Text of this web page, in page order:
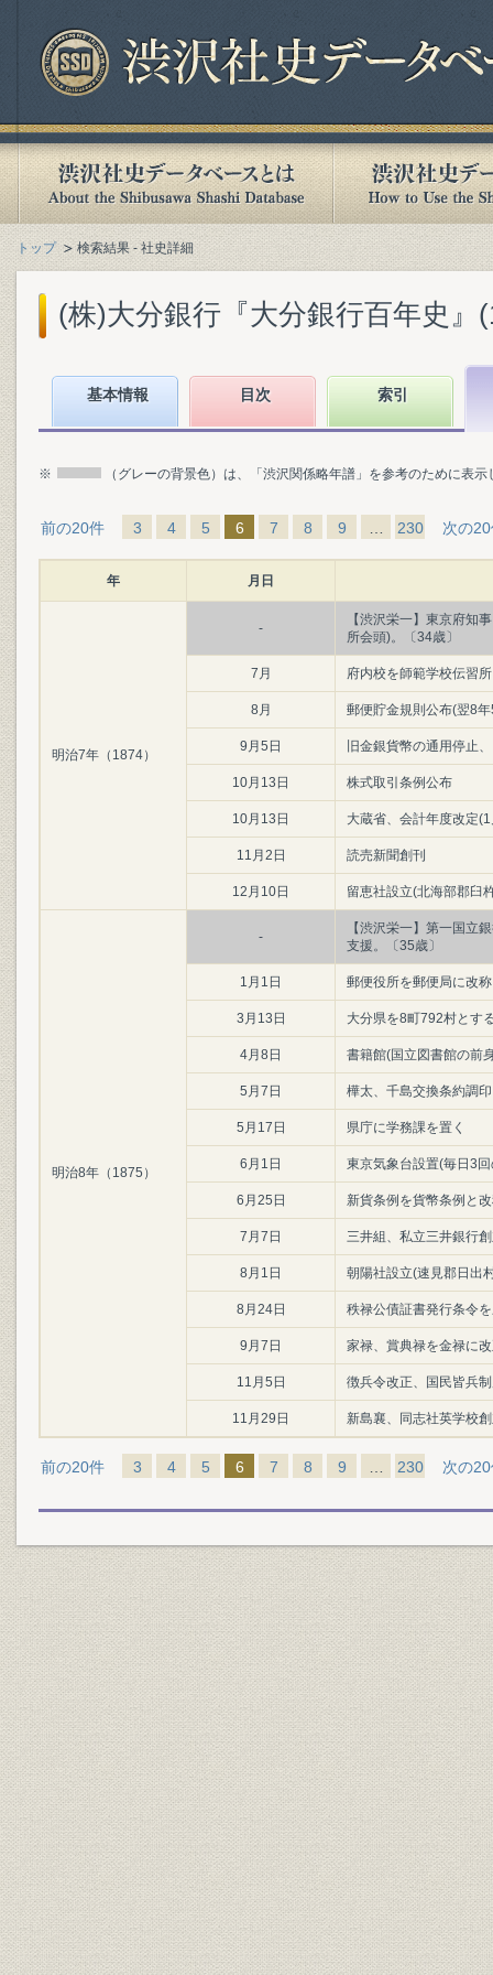
トップ 検索結果 - 社史詳細
(株)大分銀行『大分銀行百年史』
基本情報 目次 索引
※ （グレーの背景色）は、「渋沢関係略年譜」を参考のために表
前の20件 3 4 5 6 7 8 9 230 次の
年 月日
明治7年（1874）
-
【渋沢栄一】東京府知
所会頭)。〔34歳〕
7月 府内校を師範学校伝習
8月 郵便貯金規則公布(翌8
9月5日 旧金銀貨幣の通用停止
10月13日 株式取引条例公布
10月13日 大蔵省、会計年度改定
11月2日 読売新聞創刊
12月10日 留恵社設立(北海部郡臼
明治8年（1875）
-
【渋沢栄一】第一国立
支援。〔35歳〕
1月1日 郵便役所を郵便局に改
3月13日 大分県を8町792村とす
4月8日 書籍館(国立図書館の前
5月7日 樺太、千島交換条約調印
5月17日 県庁に学務課を置く
6月1日 東京気象台設置(毎日3
6月25日 新貨条例を貨幣条例と
7月7日 三井組、私立三井銀行
8月1日 朝陽社設立(速見郡日出
8月24日 秩禄公債証書発行条令
9月7日 家禄、賞典禄を金禄に
11月5日 徴兵令改正、国民皆兵
11月29日 新島襄、同志社英学校
前の20件 3 4 5 6 7 8 9 230 次の